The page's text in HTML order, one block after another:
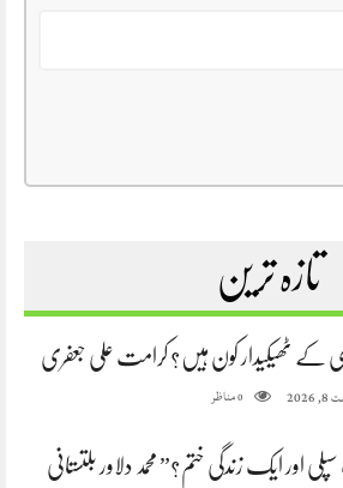
تازہ ترین
کے ٹھیکیدار کون ہیں؟ کرامت علی جعفری
0مناظر
اور ایک زندگی ختم؟” محمد دلاور بلتستانی